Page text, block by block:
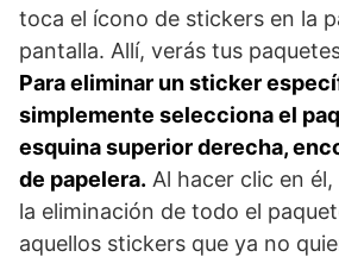
toca el ícono de stickers en la
pantalla. Allí, verás tus
Para eliminar un sticker
simplemente selecciona el
esquina superior derecha,
de papelera. Al hacer clic en
la eliminación de todo el
aquellos stickers que ya no